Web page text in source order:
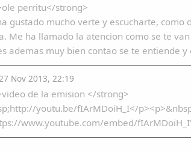
perritu</strong>
gustado mucho verte y escucharte,
Me ha llamado la atencion como se te
ademas muy bien contao se te entiende
Nov 2013, 22:19
de la emision </strong>
youtu.be/fIArMDoiH_I</
www.youtube.com/embed/